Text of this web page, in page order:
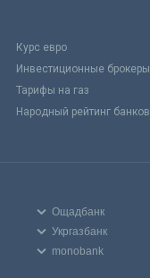
Курс евро
Инвестиционные брокеры
Тарифы на газ
Народный рейтинг банков
Ощадбанк
Укргазбанк
monobank